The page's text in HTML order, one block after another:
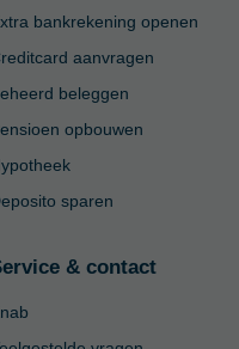
bankrekening openen
aanvragen
beleggen
opbouwen
sparen
& contact